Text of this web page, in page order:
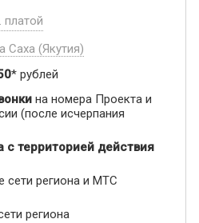
платой
Саха (Якутия)
* рублей
на номера Проекта и
(после исчерпания
с территорией действия
сети региона и МТС
региона